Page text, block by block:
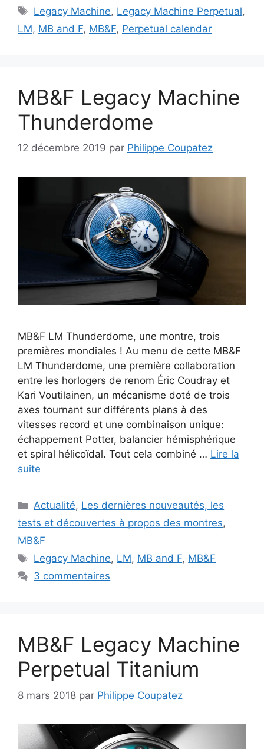
Étiquettes
Legacy Machine, Legacy Machine Perpetual,
LM, MB and F, MB&F, Perpetual calendar
MB&F Legacy Machine
Thunderdome
12 décembre 2019 par Philippe Coupatez
MB&F LM Thunderdome, une montre, trois
premières mondiales ! Au menu de cette MB&F
LM Thunderdome, une première collaboration
entre les horlogers de renom Éric Coudray et
Kari Voutilainen, un mécanisme doté de trois
axes tournant sur différents plans à des
vitesses record et une combinaison unique:
échappement Potter, balancier hémisphérique
et spiral hélicoïdal. Tout cela combiné … Lire la
suite
Catégories
Actualité, Les dernières nouveautés, les
tests et découvertes à propos des montres,
MB&F
Étiquettes
Legacy Machine, LM, MB and F, MB&F
3 commentaires
MB&F Legacy Machine
Perpetual Titanium
8 mars 2018 par Philippe Coupatez